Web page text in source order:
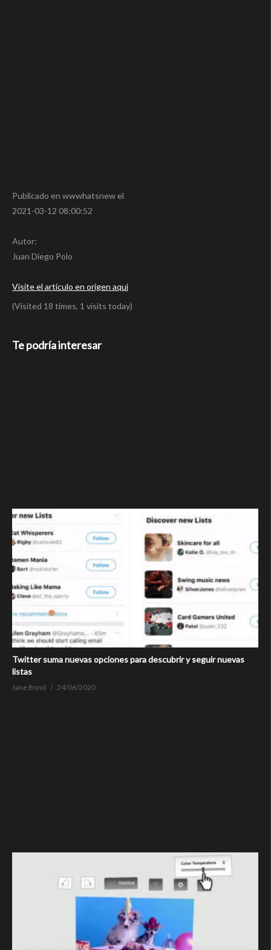
Publicado en wwwhatsnew el
2021-03-12 08:00:52
Autor:
Juan Diego Polo
Visite el articulo en origen aqui
(Visited 18 times, 1 visits today)
Te podría interesar
Twitter suma nuevas opciones para descubrir y seguir nuevas
listas
Jane Bond 24/06/2020